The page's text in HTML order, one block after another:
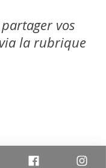
vos
la rubrique